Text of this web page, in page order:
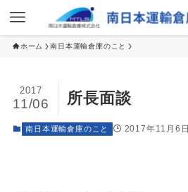
ホーム 南日本運輸倉庫のこと
所長面談
2017
11/06
南日本運輸倉庫のこと 2017年11月6日